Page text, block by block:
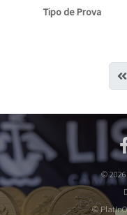
Tipo de Prova
©
©